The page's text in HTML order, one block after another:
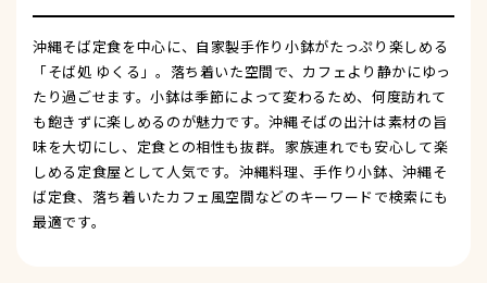
沖縄そば定食を中心に、自家製手作り小鉢がたっぷり楽しめる
「そば処 ゆくる」。落ち着いた空間で、カフェより静かにゆっ
たり過ごせます。小鉢は季節によって変わるため、何度訪れて
も飽きずに楽しめるのが魅力です。沖縄そばの出汁は素材の旨
味を大切にし、定食との相性も抜群。家族連れでも安心して楽
しめる定食屋として人気です。沖縄料理、手作り小鉢、沖縄そ
ば定食、落ち着いたカフェ風空間などのキーワードで検索にも
最適です。